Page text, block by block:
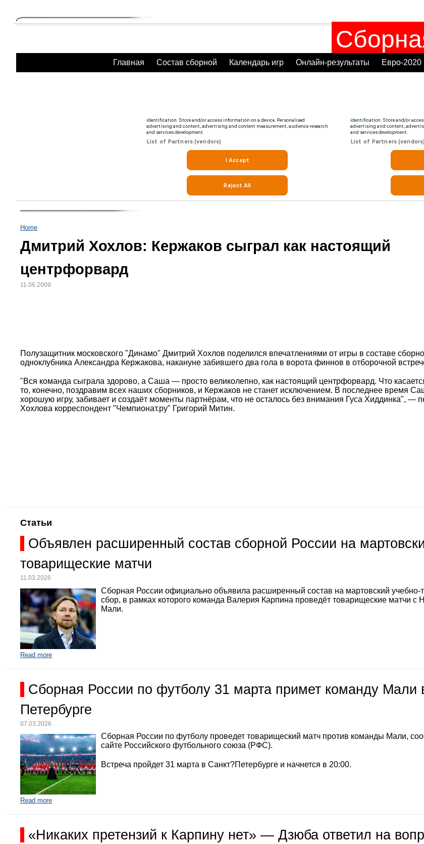
Главная Состав сборной Календарь игр Онлайн-результаты Евро-2020
Home
Дмитрий Хохлов: Кержаков сыграл как настоящий
центрфорвард
11.06.2009
Полузащитник московского "Динамо" Дмитрий Хохлов поделился впечатлениями от игры в составе
одноклубника Александра Кержакова, накануне забившего два гола в ворота финнов в отборочной
"Вся команда сыграла здорово, а Саша — просто великолепно, как настоящий центрфорвард. Что
то, конечно, поздравим всех наших сборников, и Кержаков не станет исключением. В последнее время
хорошую игру, забивает и создаёт моменты партнёрам, что не осталось без внимания Гуса Хиддинка", —
Хохлова корреспондент "Чемпионат.ру" Григорий Митин.
Статьи
Объявлен расширенный состав сборной России на
товарищеские матчи
11.03.2026
Сборная России официально объявила расширенный состав на мартовский учебно-
сбор, в рамках которого команда Валерия Карпина проведёт товарищеские матчи с
Мали.
Read more
Сборная России по футболу 31 марта примет команду Мали
Петербурге
07.03.2026
Сборная России по футболу проведет товарищеский матч против команды Мали,
сайте Российского футбольного союза (РФС).
Встреча пройдет 31 марта в Санкт?Петербурге и начнется в 20:00.
Read more
«Никаких претензий к Карпину нет» — Дзюба ответил на